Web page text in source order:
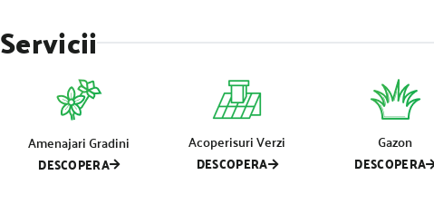
Servicii
Amenajari Gradini
DESCOPERA
Acoperisuri Verzi
DESCOPERA
Gazon
DESCOPERA